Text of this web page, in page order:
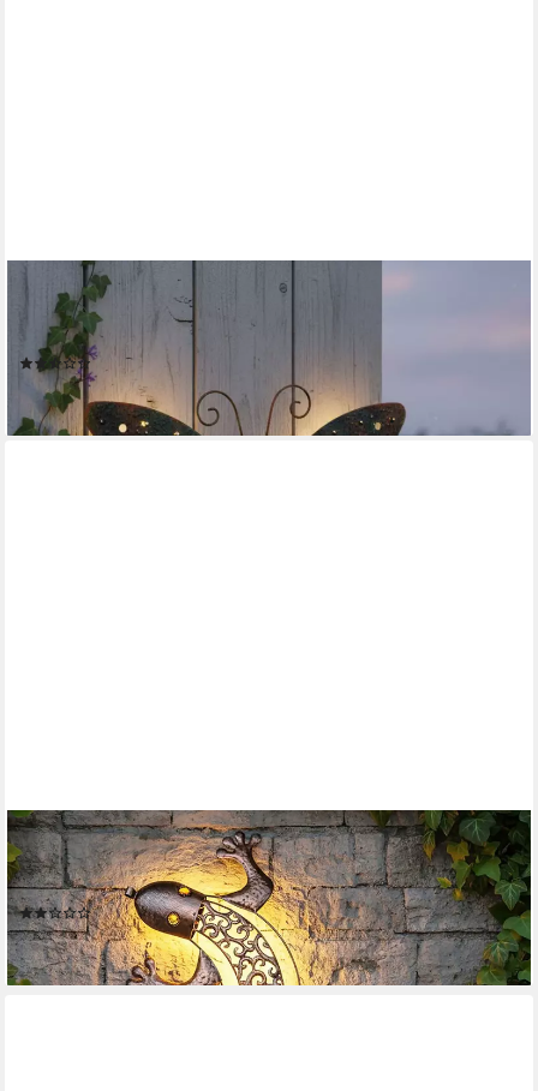
ABC HOME
Gartenfigur Wanddeko Schmetterling, LEDs, Solarpanel,
Lichtsensor
(3)
24,99 €
lieferbar - in 2-3 Werktagen bei dir
SPETEBO
LED-Dekofigur Solar Metall Wandbild Gecko in bronze mit 10
LED - 69 x 36 cm (Anzahl, 1 St., Stück), mit Dämmerungssensor
(1)
24,95 €
lieferbar - in 3-4 Werktagen bei dir